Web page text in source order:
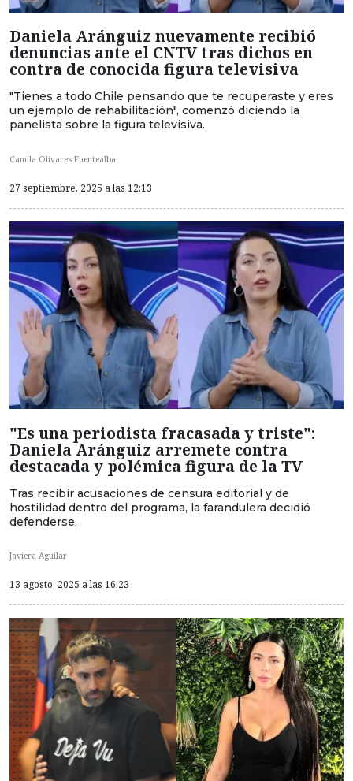
Daniela Aránguiz nuevamente recibió
denuncias ante el CNTV tras dichos en
contra de conocida figura televisiva
"Tienes a todo Chile pensando que te recuperaste y eres
un ejemplo de rehabilitación", comenzó diciendo la
panelista sobre la figura televisiva.
Camila Olivares Fuentealba
27 septiembre, 2025 a las 12:13
"Es una periodista fracasada y triste":
Daniela Aránguiz arremete contra
destacada y polémica figura de la TV
Tras recibir acusaciones de censura editorial y de
hostilidad dentro del programa, la farandulera decidió
defenderse.
Javiera Aguilar
13 agosto, 2025 a las 16:23